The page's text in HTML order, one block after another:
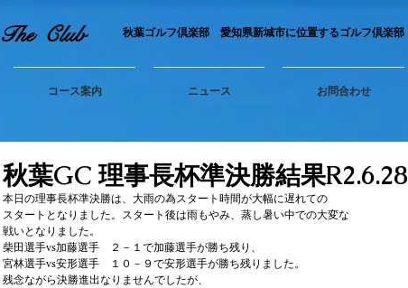
The Club ​秋葉ゴルフ倶楽部 愛知県新城市に位置するゴルフ倶楽部
コース案内 ニュース お問合わせ
秋葉GC 理事長杯準決勝結果R2.6.28
本日の理事長杯準決勝は、大雨の為スタート時間が大幅に遅れての
スタートとなりました。スタート後は雨もやみ、蒸し暑い中での大変な
戦いとなりました。
柴田選手vs加藤選手　２－１で加藤選手が勝ち残り、
宮林選手vs安形選手　１０－９で安形選手が勝ち残りました。
残念ながら決勝進出なりませんでしたが、